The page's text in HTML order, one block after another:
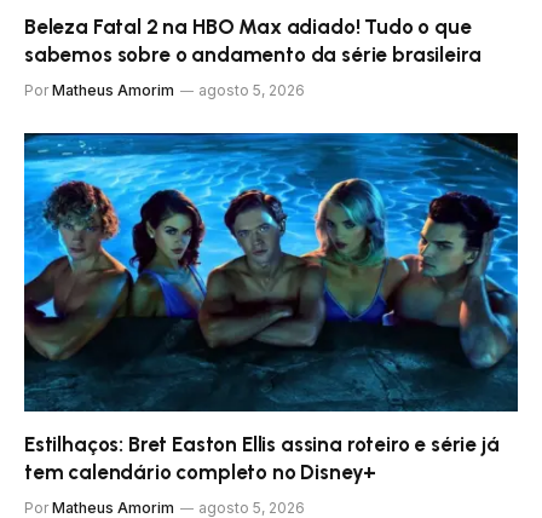
Beleza Fatal 2 na HBO Max adiado! Tudo o que
sabemos sobre o andamento da série brasileira
Por Matheus Amorim agosto 5, 2026
Estilhaços: Bret Easton Ellis assina roteiro e série já
tem calendário completo no Disney+
Por Matheus Amorim agosto 5, 2026